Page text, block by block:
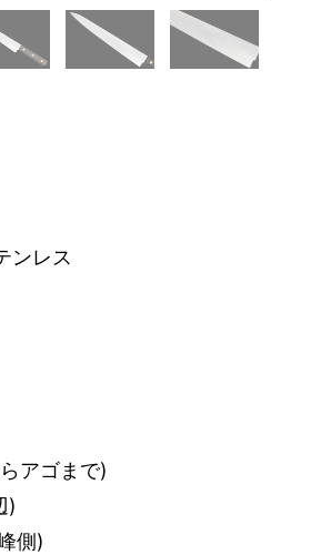
ンレス
アゴまで)
)
側)